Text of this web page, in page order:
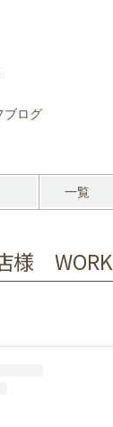
ブログ
一覧
様